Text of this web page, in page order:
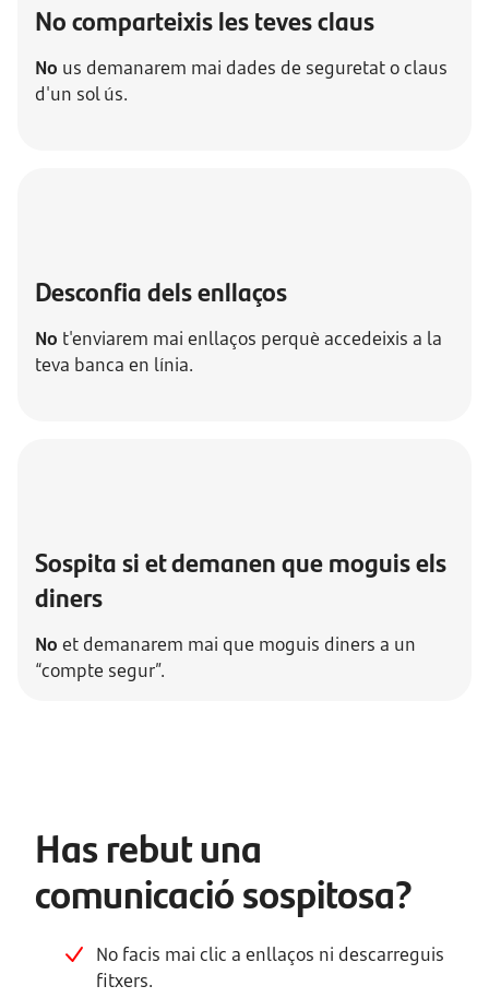
No comparteixis les teves claus
No us demanarem mai dades de seguretat o claus
d'un sol ús.
Desconfia dels enllaços
No t'enviarem mai enllaços perquè accedeixis a la
teva banca en línia.
Sospita si et demanen que moguis els
diners
No et demanarem mai que moguis diners a un
“compte segur”.
Has rebut una
comunicació sospitosa?
No facis mai clic a enllaços ni descarreguis
fitxers.